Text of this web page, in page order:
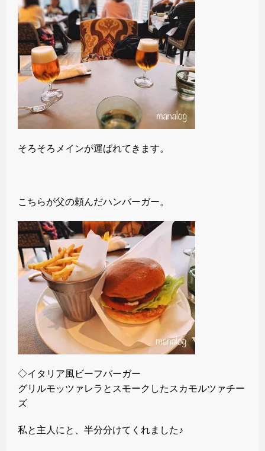
そろそろメインが運ばれてきます。
こちらが父の頼んだハンバーガー。
◇イタリア風ビーフバーガー
グリルモッツァレラとスモークしたスカモルツァチー
ズ
私と主人にと、半分分けてくれました♪